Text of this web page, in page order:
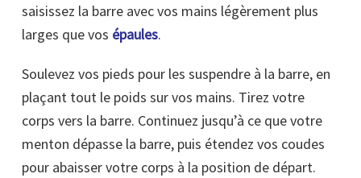
saisissez la barre avec vos mains légèrement plus
larges que vos épaules.
Soulevez vos pieds pour les suspendre à la barre, en
plaçant tout le poids sur vos mains. Tirez votre
corps vers la barre. Continuez jusqu’à ce que votre
menton dépasse la barre, puis étendez vos coudes
pour abaisser votre corps à la position de départ.